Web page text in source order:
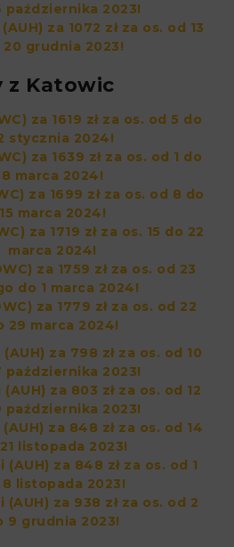
października 2023!
za 1072 zł za os. od 13
20 grudnia 2023!
z Katowic
za 1619 zł za os. od 5 do
stycznia 2024!
za 1639 zł za os. od 1 do
8 marca 2024!
za 1699 zł za os. od 8 do
15 marca 2024!
za 1719 zł za os. 15 do 22
marca 2024!
za 1759 zł za os. od 23
do 1 marca 2024!
za 1779 zł za os. od 22
29 marca 2024!
za 798 zł za os. od 10
października 2023!
za 803 zł za os. od 12
października 2023!
za 848 zł za os. od 14
listopada 2023!
(AUH) za 848 zł za os. od 1
listopada 2023!
za 938 zł za os. od 2
9 grudnia 2023!